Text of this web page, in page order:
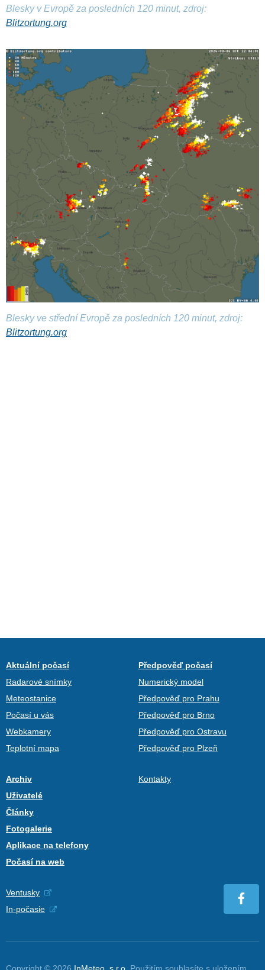
Blesky v Evropě za posledních 120 minut, zdroj:
Blitzortung.org
Blesky ve střední Evropě za posledních 120 minut, zdroj:
Blitzortung.org
Aktuální počasí
Radarové snímky
Meteostanice
Počasí u vás
Webkamery
Teplotní mapa
Předpověď počasí
Numerický model
Předpověď pro Prahu
Předpověď pro Brno
Předpověď pro Ostravu
Předpověď pro Plzeň
Archiv
Uživatelé
Články
Fotogalerie
Aplikace na telefony
Počasí na web
Kontakty
Ventusky
In-počasie
Copyright © 2026 InMeteo, s.r.o. Použitím souhlasíte s uložením